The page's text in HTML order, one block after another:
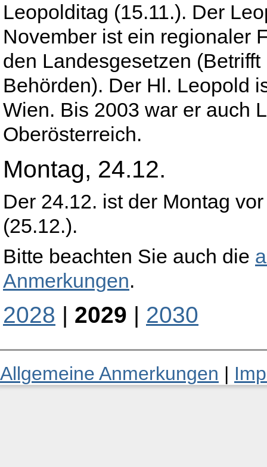
Leopolditag (15.11.). Der
November ist ein regionaler
den Landesgesetzen
Behörden). Der Hl. Leopold
Wien. Bis 2003 war er auch
Oberösterreich.
Montag, 24.12.
Der 24.12. ist der Montag
(25.12.).
Bitte beachten Sie auch die
Anmerkungen.
2028 | 2029 | 2030
Allgemeine Anmerkungen |